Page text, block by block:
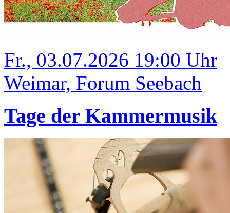
Fr., 03.07.2026 19:00 Uhr
Weimar, Forum Seebach
Tage der Kammermusik